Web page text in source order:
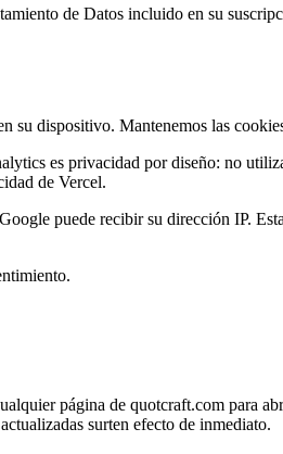
de Datos incluido en su
su dispositivo. Mantenemos las
es privacidad por diseño: no
de Vercel.
puede recibir su dirección IP.
página de quotcraft.com para
surten efecto de inmediato.